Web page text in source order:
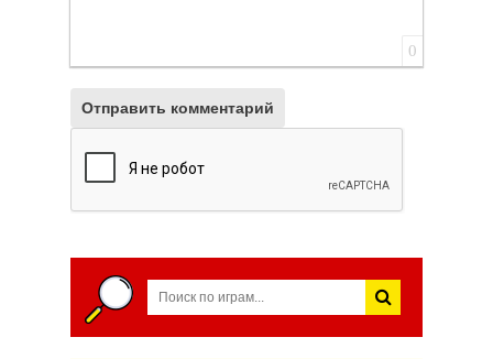
0
Отправить комментарий